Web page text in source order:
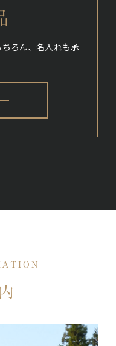
ろん、名入れも承